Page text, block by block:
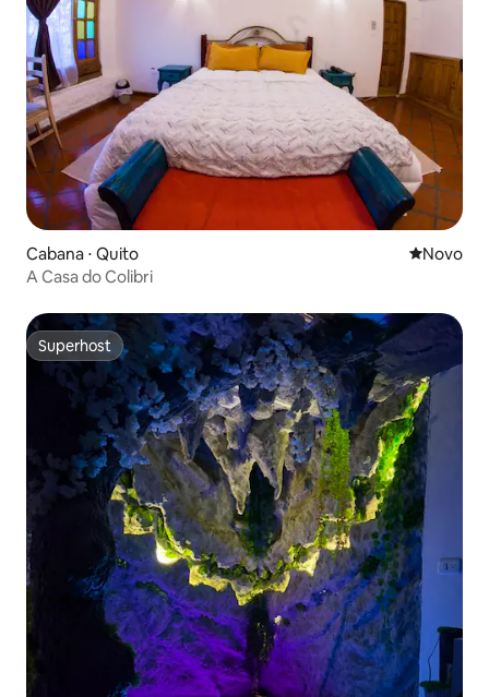
Cabana ⋅ Quito Novo
Novo
A Casa do Colibri
Superhost
Superhost